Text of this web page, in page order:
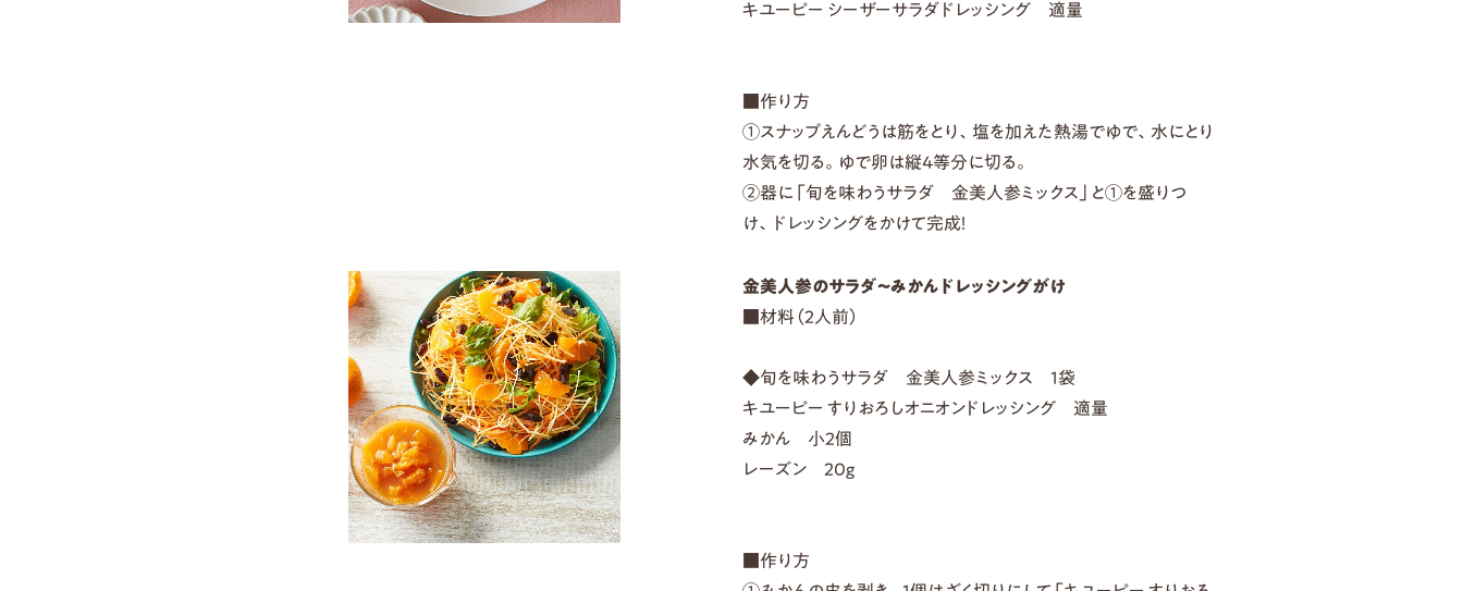
キユーピー シーザーサラダドレッシング 適量
■作り方
①スナップえんどうは筋をとり、塩を加えた熱湯でゆで、水にとり
水気を切る。ゆで卵は縦4等分に切る。
②器に「旬を味わうサラダ 金美人参ミックス」と①を盛りつ
け、ドレッシングをかけて完成！
金美人参のサラダ～みかんドレッシングがけ
■材料（2人前）
◆旬を味わうサラダ 金美人参ミックス 1袋
キユーピー すりおろしオニオンドレッシング 適量
みかん 小2個
レーズン 20g
■作り方